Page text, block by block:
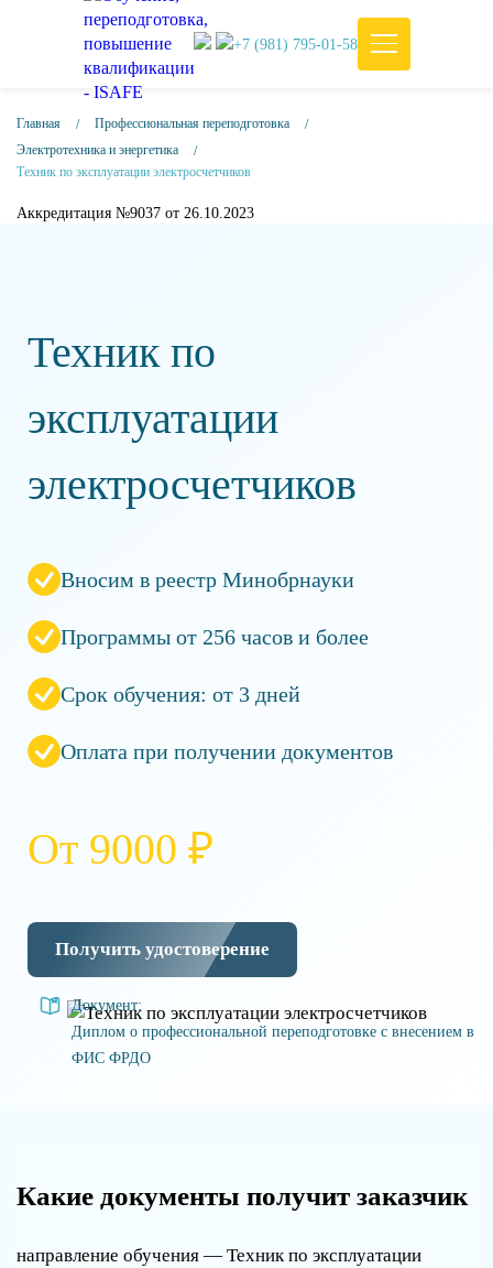
+7 (981) 795-01-58
Главная
Профессиональная переподготовка
Электротехника и энергетика
Техник по эксплуатации электросчетчиков
Аккредитация №9037 от 26.10.2023
Техник по
эксплуатации
электросчетчиков
Вносим в реестр Минобрнауки
Программы от 256 часов и более
Срок обучения: от 3 дней
Оплата при получении документов
От 9000 ₽
Получить удостоверение
Документ:
Диплом о профессиональной переподготовке с внесением в
ФИС ФРДО
Какие документы получит заказчик
направление обучения — Техник по эксплуатации